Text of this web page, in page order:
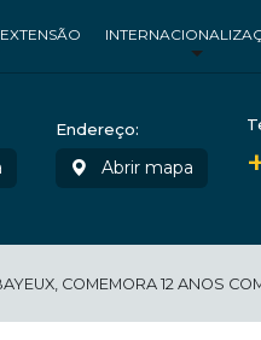
Endereço:
Abrir mapa
COMEMORA 12 ANOS